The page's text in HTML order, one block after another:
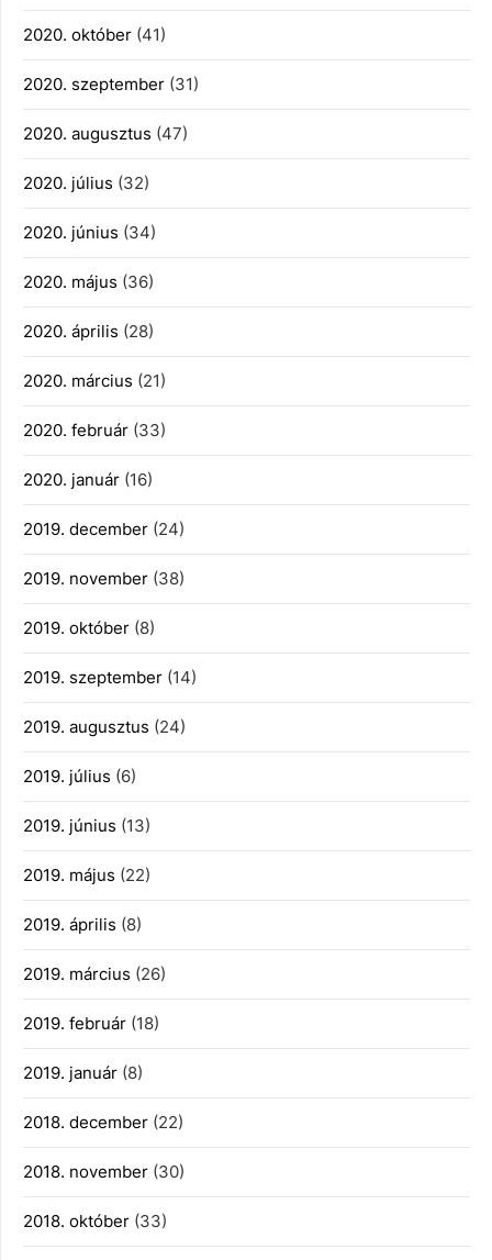
2020. október (41)
2020. szeptember (31)
2020. augusztus (47)
2020. július (32)
2020. június (34)
2020. május (36)
2020. április (28)
2020. március (21)
2020. február (33)
2020. január (16)
2019. december (24)
2019. november (38)
2019. október (8)
2019. szeptember (14)
2019. augusztus (24)
2019. július (6)
2019. június (13)
2019. május (22)
2019. április (8)
2019. március (26)
2019. február (18)
2019. január (8)
2018. december (22)
2018. november (30)
2018. október (33)